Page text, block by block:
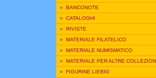
» BANCONOTE
» CATALOGHI
» RIVISTE
» MATERIALE FILATELICO
» MATERIALE NUMISMATICO
» MATERIALE PER ALTRE
» FIGURINE LIEBIG